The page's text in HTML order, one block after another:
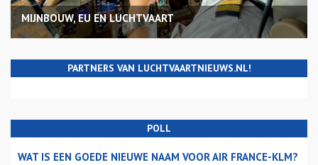
MIJNBOUW, EU EN LUCHTVAART
PARTNERS VAN LUCHTVAARTNIEUWS.NL!
POLL
WAT IS EEN GOEDE NIEUWE NAAM VOOR AIR FRANCE-KLM?